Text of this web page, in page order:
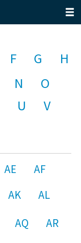
F G
H
N
O
U
V
AE
AF
AK
AL
AQ
AR